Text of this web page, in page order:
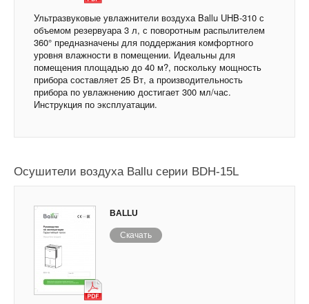
Ультразвуковые увлажнители воздуха Ballu UHB-310 с
объемом резервуара 3 л, с поворотным распылителем
360° предназначены для поддержания комфортного
уровня влажности в помещении. Идеальны для
помещения площадью до 40 м?, поскольку мощность
прибора составляет 25 Вт, а производительность
прибора по увлажнению достигает 300 мл/час.
Инструкция по эксплуатации.
Осушители воздуха Ballu серии BDH-15L
BALLU
Скачать